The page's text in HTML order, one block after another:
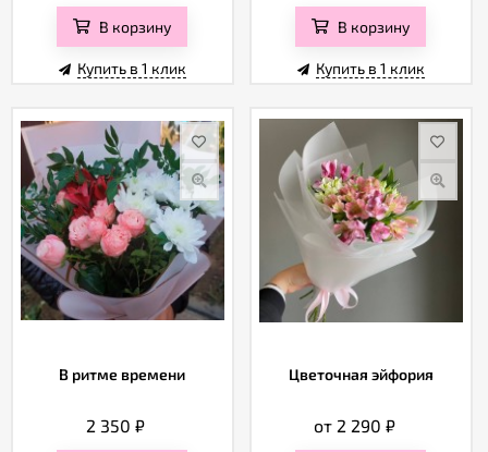
В корзину
Купить в 1 клик
В корзину
Купить в 1 клик
В ритме времени
2 350₽
Цветочная эйфория
от 2 290 ₽